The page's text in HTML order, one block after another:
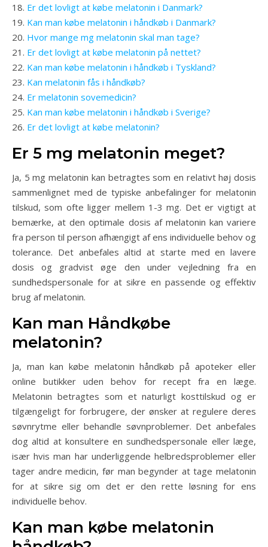
Er det lovligt at købe melatonin i Danmark?
Kan man købe melatonin i håndkøb i Danmark?
Hvor mange mg melatonin skal man tage?
Er det lovligt at købe melatonin på nettet?
Kan man købe melatonin i håndkøb i Tyskland?
Kan melatonin fås i håndkøb?
Er melatonin sovemedicin?
Kan man købe melatonin i håndkøb i Sverige?
Er det lovligt at købe melatonin?
Er 5 mg melatonin meget?
Ja, 5 mg melatonin kan betragtes som en relativt høj dosis
sammenlignet med de typiske anbefalinger for melatonin
tilskud, som ofte ligger mellem 1-3 mg. Det er vigtigt at
bemærke, at den optimale dosis af melatonin kan variere
fra person til person afhængigt af ens individuelle behov og
tolerance. Det anbefales altid at starte med en lavere
dosis og gradvist øge den under vejledning fra en
sundhedspersonale for at sikre en passende og effektiv
brug af melatonin.
Kan man Håndkøbe
melatonin?
Ja, man kan købe melatonin håndkøb på apoteker eller
online butikker uden behov for recept fra en læge.
Melatonin betragtes som et naturligt kosttilskud og er
tilgængeligt for forbrugere, der ønsker at regulere deres
søvnrytme eller behandle søvnproblemer. Det anbefales
dog altid at konsultere en sundhedspersonale eller læge,
især hvis man har underliggende helbredsproblemer eller
tager andre medicin, før man begynder at tage melatonin
for at sikre sig om det er den rette løsning for ens
individuelle behov.
Kan man købe melatonin